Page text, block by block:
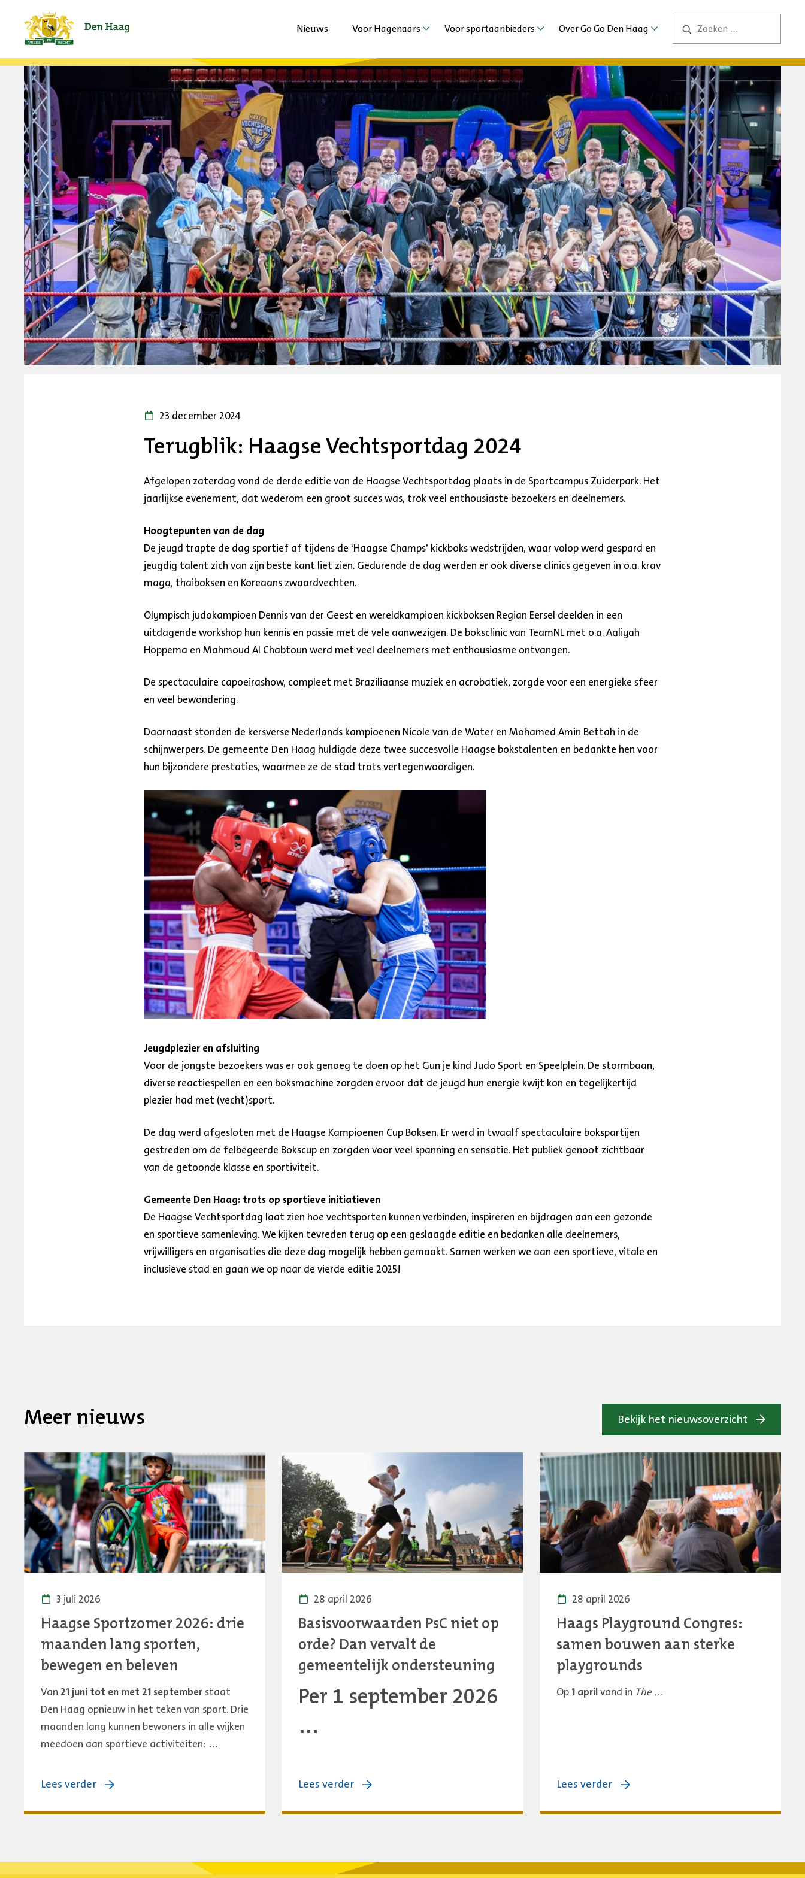
Nieuws Voor Hagenaars
Agenda
Sporten met beperking
Jeugd en Jongeren
Volwassenen en Senioren
Haagse Sportzomer
Stadsspelen Den Haag
Voor sportaanbieders
Agenda
Nieuws
Extra ondersteuning
Vechtsportaanbieders
Duurzaamheid
Haagse Kracht Clubs
Ervaringen
Haags Sportdiner 2026
Over Go Go Den Haag
Contact
Terugblik: Haagse Vechtsportdag 2024
23 december 2024
Afgelopen zaterdag vond de derde editie van de Haagse Vechtsportdag plaats in de Sportcampus Zuiderpark. Het
jaarlijkse evenement, dat wederom een groot succes was, trok veel enthousiaste bezoekers en deelnemers.
Hoogtepunten van de dag
De jeugd trapte de dag sportief af tijdens de ‘Haagse Champs’ kickboks wedstrijden, waar volop werd gespard en
jeugdig talent zich van zijn beste kant liet zien. Gedurende de dag werden er ook diverse clinics gegeven in o.a. krav
maga, thaiboksen en Koreaans zwaardvechten.
Olympisch judokampioen Dennis van der Geest en wereldkampioen kickboksen Regian Eersel deelden in een
uitdagende workshop hun kennis en passie met de vele aanwezigen. De boksclinic van TeamNL met o.a. Aaliyah
Hoppema en Mahmoud Al Chabtoun werd met veel deelnemers met enthousiasme ontvangen.
De spectaculaire capoeirashow, compleet met Braziliaanse muziek en acrobatiek, zorgde voor een energieke sfeer
en veel bewondering.
Daarnaast stonden de kersverse Nederlands kampioenen Nicole van de Water en Mohamed Amin Bettah in de
schijnwerpers. De gemeente Den Haag huldigde deze twee succesvolle Haagse bokstalenten en bedankte hen voor
hun bijzondere prestaties, waarmee ze de stad trots vertegenwoordigen.
Jeugdplezier en afsluiting
Voor de jongste bezoekers was er ook genoeg te doen op het Gun je kind Judo Sport en Speelplein. De stormbaan,
diverse reactiespellen en een boksmachine zorgden ervoor dat de jeugd hun energie kwijt kon en tegelijkertijd
plezier had met (vecht)sport.
De dag werd afgesloten met de Haagse Kampioenen Cup Boksen. Er werd in twaalf spectaculaire bokspartijen
gestreden om de felbegeerde Bokscup en zorgden voor veel spanning en sensatie. Het publiek genoot zichtbaar
van de getoonde klasse en sportiviteit.
Gemeente Den Haag: trots op sportieve initiatieven
De Haagse Vechtsportdag laat zien hoe vechtsporten kunnen verbinden, inspireren en bijdragen aan een gezonde
en sportieve samenleving. We kijken tevreden terug op een geslaagde editie en bedanken alle deelnemers,
vrijwilligers en organisaties die deze dag mogelijk hebben gemaakt. Samen werken we aan een sportieve, vitale en
inclusieve stad en gaan we op naar de vierde editie 2025!
Meer nieuws Bekijk het nieuwsoverzicht
3 juli 2026
Haagse Sportzomer 2026: drie
maanden lang sporten,
bewegen en beleven
Van 21 juni tot en met 21 september staat
Den Haag opnieuw in het teken van sport. Drie
maanden lang kunnen bewoners in alle wijken
meedoen aan sportieve activiteiten: …
Lees verder over:
Sportzomer
28 april 2026
Basisvoorwaarden PsC niet op
orde? Dan vervalt de
gemeentelijk ondersteuning
Per 1 september 2026
…
Lees verder over:
PsC
orde?
28 april 2026
Haags Playground Congres:
samen bouwen aan sterke
playgrounds
Op1 aprilvond in The …
Lees verder over:
Playground